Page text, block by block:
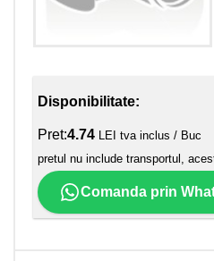
Disponibilitate:
Pret:4.74 LEI tva inclus / Buc
pretul nu include transportul,
Comanda prin